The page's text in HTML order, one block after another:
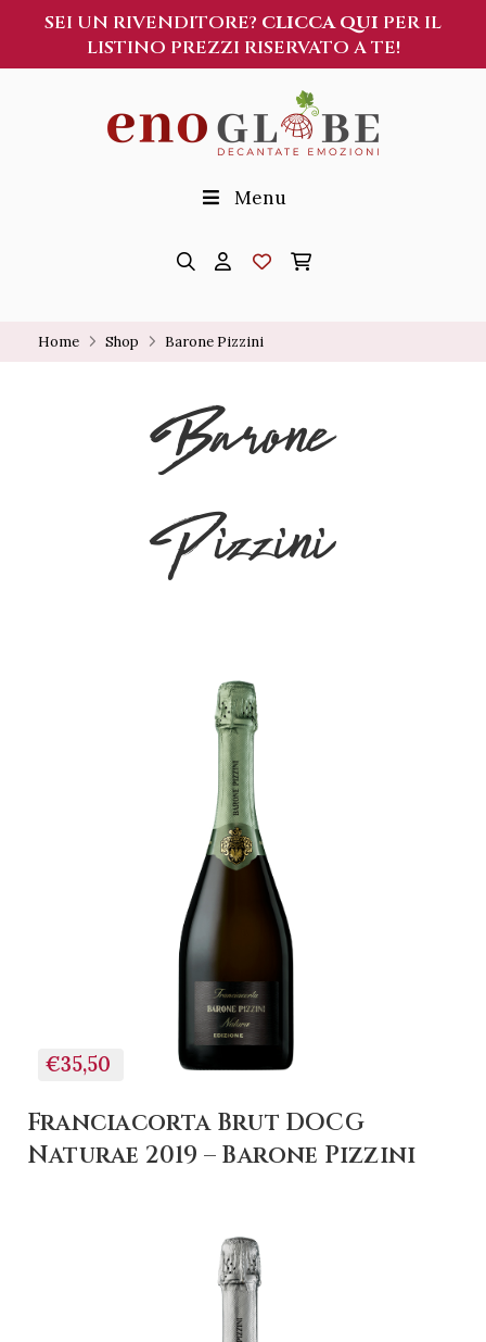
SEI UN RIVENDITORE? CLICCA QUI PER IL
LISTINO PREZZI RISERVATO A TE!
Menu
Home Shop Barone Pizzini
Barone
Pizzini
€35,50
+ AGGIUNGI AL
CARRELLO
Franciacorta Brut DOCG
Naturae 2019 – Barone Pizzini